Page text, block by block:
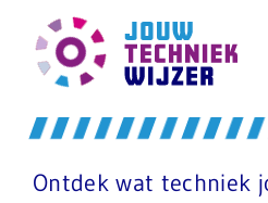
Ontdek wat techniek